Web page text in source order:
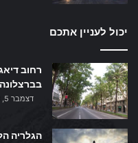
יכול לעניין אתכם
רחוב
בברצלונה
דצמבר 5, 2020
הגלריה